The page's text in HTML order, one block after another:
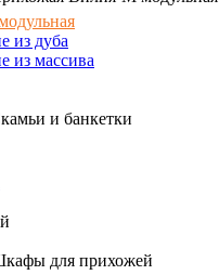
из дуба
из массива
и банкетки
для прихожей